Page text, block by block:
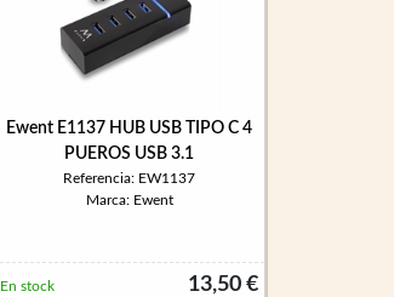
Ewent E1137 HUB USB TIPO C 4
PUEROS USB 3.1
Referencia: EW1137
Marca: Ewent
13,50 €
En stock